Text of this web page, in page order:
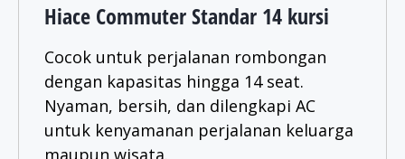
Hiace Commuter Standar 14 kursi
Cocok untuk perjalanan rombongan
dengan kapasitas hingga 14 seat.
Nyaman, bersih, dan dilengkapi AC
untuk kenyamanan perjalanan keluarga